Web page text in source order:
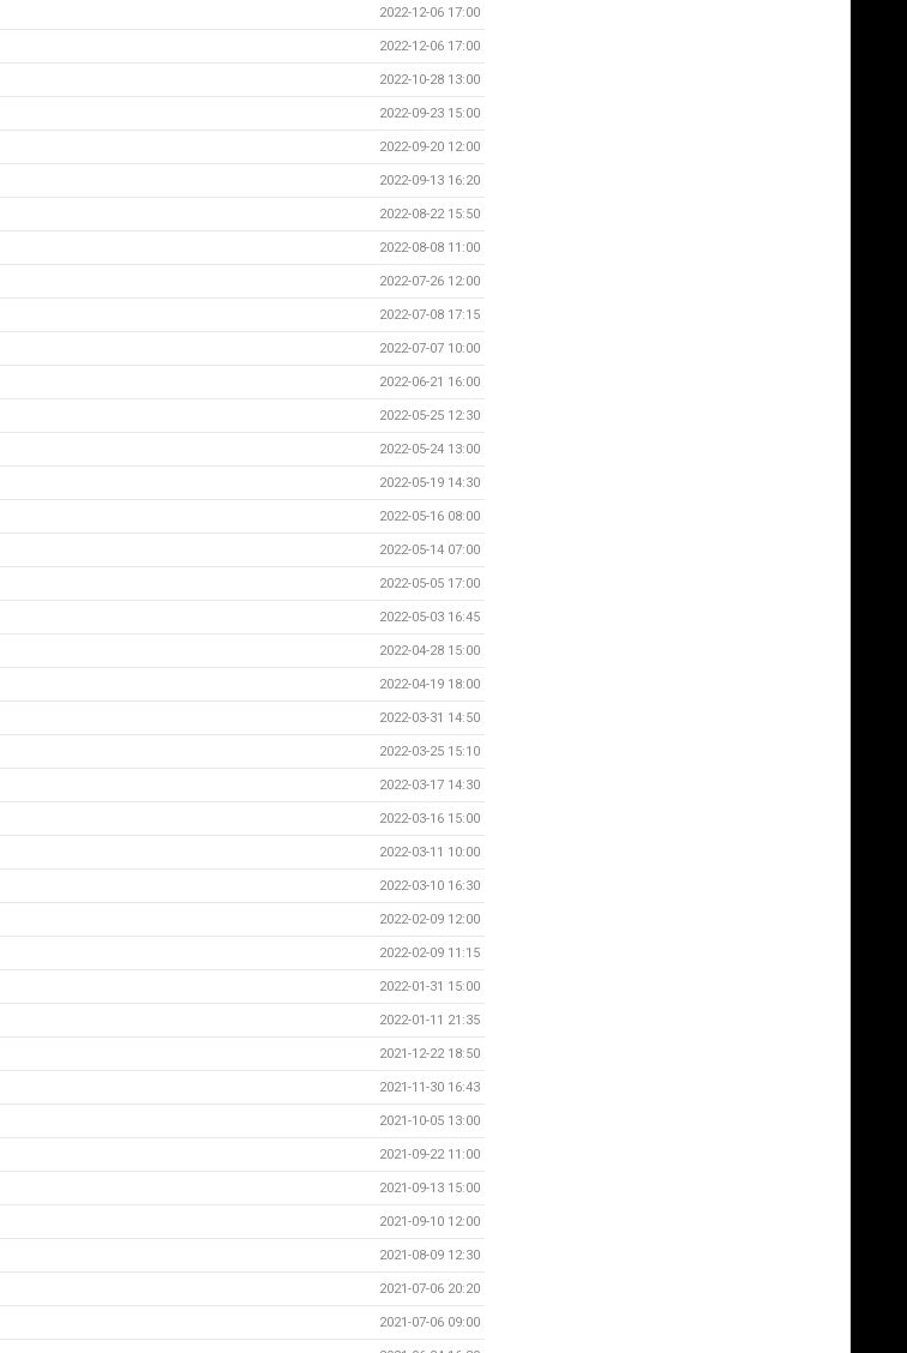
2022-12-06 17:00
2022-12-06 17:00
2022-10-28 13:00
2022-09-23 15:00
2022-09-20 12:00
2022-09-13 16:20
2022-08-22 15:50
2022-08-08 11:00
2022-07-26 12:00
2022-07-08 17:15
2022-07-07 10:00
2022-06-21 16:00
2022-05-25 12:30
2022-05-24 13:00
2022-05-19 14:30
2022-05-16 08:00
2022-05-14 07:00
2022-05-05 17:00
2022-05-03 16:45
2022-04-28 15:00
2022-04-19 18:00
2022-03-31 14:50
2022-03-25 15:10
2022-03-17 14:30
2022-03-16 15:00
2022-03-11 10:00
2022-03-10 16:30
2022-02-09 12:00
2022-02-09 11:15
2022-01-31 15:00
2022-01-11 21:35
2021-12-22 18:50
2021-11-30 16:43
2021-10-05 13:00
2021-09-22 11:00
2021-09-13 15:00
2021-09-10 12:00
2021-08-09 12:30
2021-07-06 20:20
2021-07-06 09:00